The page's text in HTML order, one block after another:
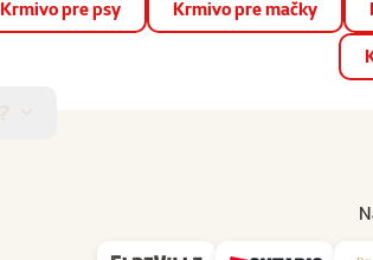
📱 Stiahnite si
Krmivo pre psy Krmivo pre mačky